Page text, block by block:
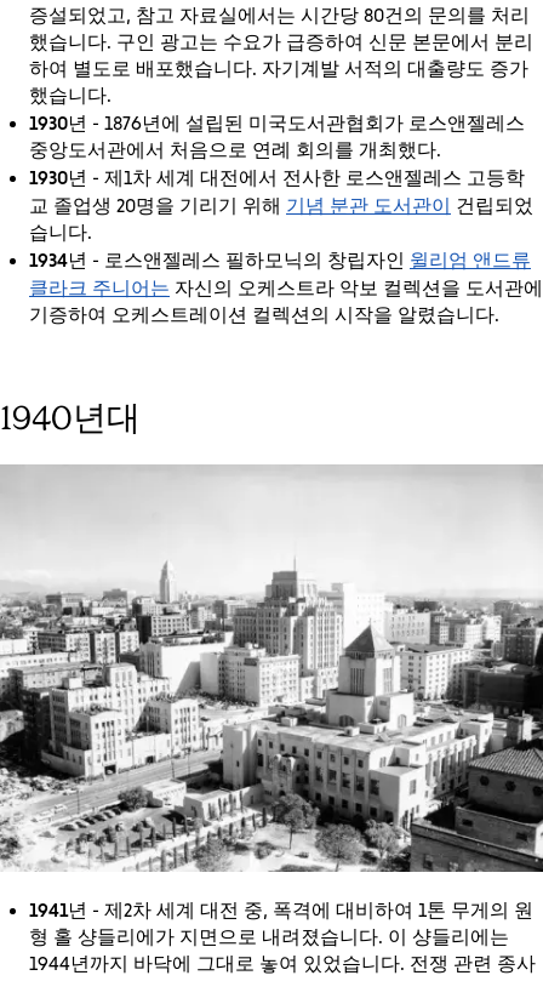
증설되었고, 참고 자료실에서는 시간당 80건의 문의를 처리
했습니다. 구인 광고는 수요가 급증하여 신문 본문에서 분리
하여 별도로 배포했습니다. 자기계발 서적의 대출량도 증가
했습니다.
1930년 - 1876년에 설립된 미국도서관협회가 로스앤젤레스
중앙도서관에서 처음으로 연례 회의를 개최했다.
1930년 - 제1차 세계 대전에서 전사한 로스앤젤레스 고등학
교 졸업생 20명을 기리기 위해 기념 분관 도서관이 건립되었
습니다.
1934년 - 로스앤젤레스 필하모닉의 창립자인 윌리엄 앤드류
클라크 주니어는 자신의 오케스트라 악보 컬렉션을 도서관에
기증하여 오케스트레이션 컬렉션의 시작을 알렸습니다.
1940년대
1941년 - 제2차 세계 대전 중, 폭격에 대비하여 1톤 무게의 원
형 홀 샹들리에가 지면으로 내려졌습니다. 이 샹들리에는
1944년까지 바닥에 그대로 놓여 있었습니다. 전쟁 관련 종사